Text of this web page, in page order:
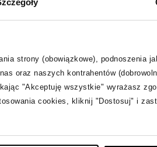
strony (obowiązkowe), podnoszenia
oraz naszych kontrahentów
"Akceptuję wszystkie" wyrażasz
cookies, kliknij "Dostosuj" i